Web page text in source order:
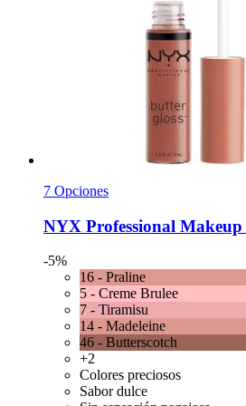
7 Opciones
NYX Professional Makeup
-5%
16 - Praline
5 - Creme Brulee
7 - Tiramisu
14 - Madeleine
46 - Butterscotch
+2
Colores preciosos
Sabor dulce